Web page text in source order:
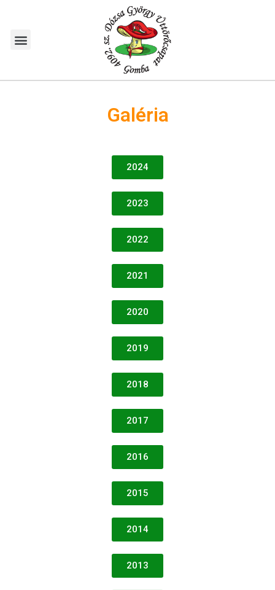
Galéria
2024
2023
2022
2021
2020
2019
2018
2017
2016
2015
2014
2013